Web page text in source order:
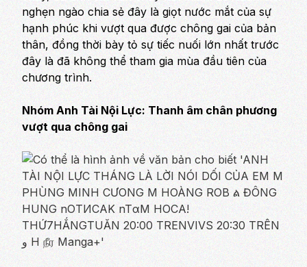
nghẹn ngào chia sẻ đây là giọt nước mắt của sự
hạnh phúc khi vượt qua được chông gai của bản
thân, đồng thời bày tỏ sự tiếc nuối lớn nhất trước
đây là đã không thể tham gia mùa đầu tiên của
chương trình.
Nhóm Anh Tài Nội Lực: Thanh âm chân phương
vượt qua chông gai